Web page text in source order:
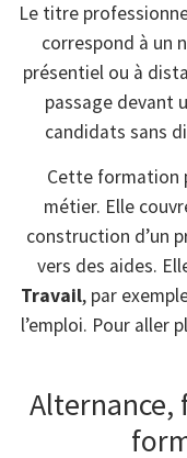
Le titre
correspond à un
présentiel ou à
passage devant
candidats sans
Cette formation
métier. Elle
construction d’un
vers des aides.
Travail, par
l’emploi. Pour aller